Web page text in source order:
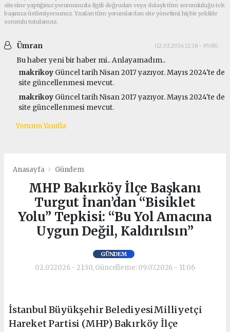
sitesine yaptığınız yorumunuzla ilgili doğrudan veya dolaylı tüm sorumluluğu tek
başınıza üstleniyorsunuz. Yazılan tüm yorumlardan site yönetimi hiçbir şekilde
sorumlu tutulamaz.
Ümran (12.02.2026 12:18 - #508)
Bu haber yeni bir haber mi.. Anlayamadım..
makrikoy Güncel tarih Nisan 2017 yazıyor. Mayıs 2024'te de
site güncellenmesi mevcut.
makrikoy Güncel tarih Nisan 2017 yazıyor. Mayıs 2024'te de
site güncellenmesi mevcut.
Yorumu Yanıtla
Anasayfa Gündem
MHP Bakırköy İlçe Başkanı
Turgut İnan’dan “Bisiklet
Yolu” Tepkisi: “Bu Yol Amacına
Uygun Değil, Kaldırılsın”
GÜNDEM
02.07.2026 - 21:30, Güncelleme: 09.07.2026 - 11:06
İstanbul Büyükşehir BelediyesiMilliyetçi
Hareket Partisi (MHP) Bakırköy İlçe